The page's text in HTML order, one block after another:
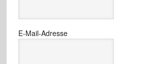
E-Mail-Adresse